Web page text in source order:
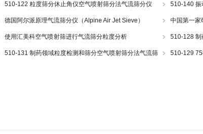
510-122 粒度筛分休止角仪空气喷射筛分法气流筛分仪 510-140 振
德国阿尔派原理气流筛分仪（Alpine Air Jet Sieve）
e200LS Hosokawa与200LS-N空气喷射筛分仪 510-34
中国第一家
使用汇美科空气喷射筛进行气流筛分粒度分析
510-128 制
气喷射筛
510-131 制药领域粒度检测和筛分空气喷射筛分法气流筛
510-129